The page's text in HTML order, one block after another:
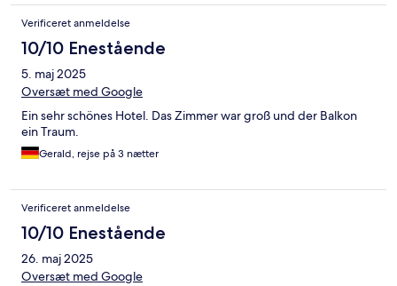
Verificeret anmeldelse
10/10 Enestående
5. maj 2025
Oversæt med Google
Ein sehr schönes Hotel. Das Zimmer war groß und der Balkon
ein Traum.
Gerald, rejse på 3 nætter
Verificeret anmeldelse
10/10 Enestående
26. maj 2025
Oversæt med Google